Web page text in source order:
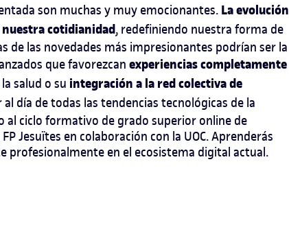
son muchas y muy emocionantes. La evolución
cotidianidad, redefiniendo nuestra forma de
de las novedades más impresionantes podrían ser la
que favorezcan experiencias completamente
salud o su integración a la red colectiva de
al día de todas las tendencias tecnológicas de la
al ciclo formativo de grado superior online de
FP Jesuïtes en colaboración con la UOC. Aprenderás
profesionalmente en el ecosistema digital actual.